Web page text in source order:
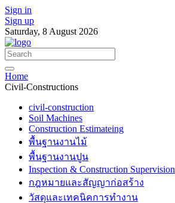
Sign in
Sign up
Saturday, 8 August 2026
Home
Civil-Constructions
civil-construction
Soil Machines
Construction Estimateing
พื้นฐานงานไม้
พื้นฐานงานปูน
Inspection & Construction Supervision
กฎหมายและสัญญาก่อสร้าง
วัสดุและเทคนิคการทำงาน